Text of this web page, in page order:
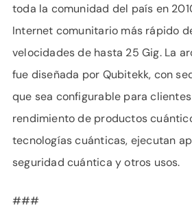
toda la comunidad del país en
Internet comunitario más rápido
velocidades de hasta 25 Gig. La
fue diseñada por Qubitekk, con
que sea configurable para
rendimiento de productos
tecnologías cuánticas, ejecutan
seguridad cuántica y otros usos.
###